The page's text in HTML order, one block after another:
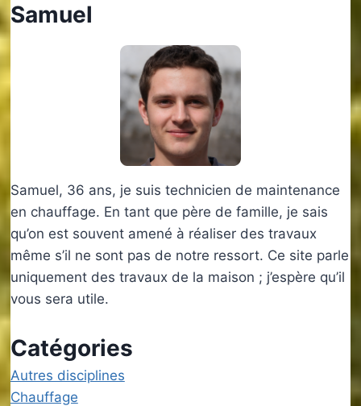
Samuel
Samuel, 36 ans, je suis technicien de maintenance
en chauffage. En tant que père de famille, je sais
qu’on est souvent amené à réaliser des travaux
même s’il ne sont pas de notre ressort. Ce site parle
uniquement des travaux de la maison ; j’espère qu’il
vous sera utile.
Catégories
Autres disciplines
Chauffage